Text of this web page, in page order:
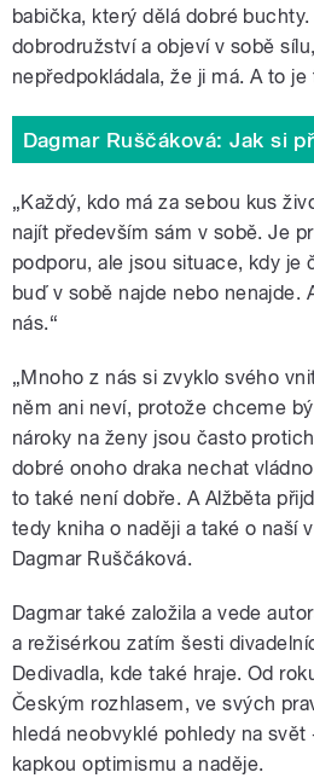
babička, který dělá dobré
dobrodružství a objeví v sobě
nepředpokládala, že ji má. A to je
Dagmar Ruščáková: Jak si
„Každý, kdo má za sebou kus
najít především sám v sobě. Je
podporu, ale jsou situace, kdy je
buď v sobě najde nebo nenajde.
nás.“
„Mnoho z nás si zvyklo svého
něm ani neví, protože chceme
nároky na ženy jsou často
dobré onoho draka nechat
to také není dobře. A Alžběta
tedy kniha o naději a také o naší
Dagmar Ruščáková.
Dagmar také založila a vede
a režisérkou zatím šesti
Dedivadla, kde také hraje. Od
Českým rozhlasem, ve svých
hledá neobvyklé pohledy na
kapkou optimismu a naděje.